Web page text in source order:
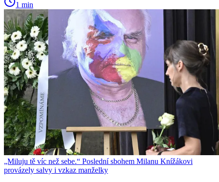
1 min
„Miluju tě víc než sebe.“ Poslední sbohem Milanu Knížákovi
provázely salvy i vzkaz manželky